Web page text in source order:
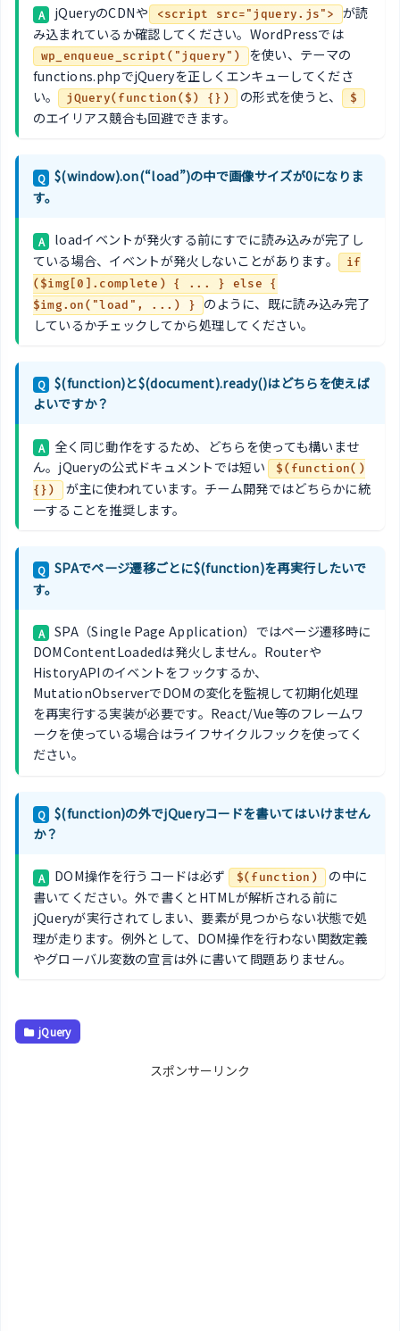
A jQueryのCDNや <script src="jquery.js">
が読
み込まれているか確認してください。WordPressでは
wp_enqueue_script("jquery")
を使い、テーマの
functions.phpでjQueryを正しくエンキューしてくださ
い。
jQuery(function($) {}) の形式を使うと、 $
のエイリアス競合も回避できます。
Q
$(window).on(“load”)の中で画像サイズが0になりま
す。
A
loadイベントが発火する前にすでに読み込みが完了し
ている場合、イベントが発火しないことがあります。
if
($img[0].complete) { ... } else {
$img.on("load", ...) }
のように、既に読み込み完了
しているかチェックしてから処理してください。
Q
$(function)と$(document).ready()はどちらを使えば
よいですか？
A
全く同じ動作をするため、どちらを使っても構いませ
ん。jQueryの公式ドキュメントでは短い
$(function()
{})
が主に使われています。チーム開発ではどちらかに統
一することを推奨します。
Q
SPAでページ遷移ごとに$(function)を再実行したいで
す。
A
SPA（Single Page Application）ではページ遷移時に
DOMContentLoadedは発火しません。Routerや
HistoryAPIのイベントをフックするか、
MutationObserverでDOMの変化を監視して初期化処理
を再実行する実装が必要です。React/Vue等のフレームワ
ークを使っている場合はライフサイクルフックを使ってく
ださい。
Q
$(function)の外でjQueryコードを書いてはいけません
か？
A DOM操作を行うコードは必ず $(function)
の中に
書いてください。外で書くとHTMLが解析される前に
jQueryが実行されてしまい、要素が見つからない状態で処
理が走ります。例外として、DOM操作を行わない関数定義
やグローバル変数の宣言は外に書いて問題ありません。
jQuery
スポンサーリンク